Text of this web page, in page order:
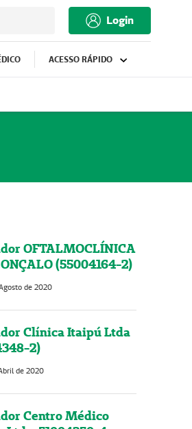
Login
ACESSO RÁPIDO
OFTALMOCLÍNICA
(55004164-2)
de 2020
Clínica Itaipú Ltda
2)
de 2020
Centro Médico